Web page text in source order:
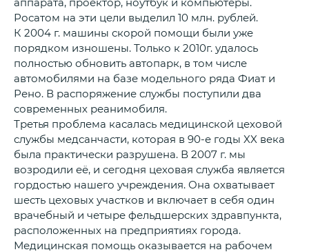
Росатом на эти цели выделил 10 млн. рублей.
К 2004 г. машины скорой помощи были уже
порядком изношены. Только к 2010г. удалось
полностью обновить автопарк, в том числе
автомобилями на базе модельного ряда Фиат и
Рено. В распоряжение службы поступили два
современных реанимобиля.
Третья проблема касалась медицинской цеховой
службы медсанчасти, которая в 90-е годы XX века
была практически разрушена. В 2007 г. мы
возродили её, и сегодня цеховая служба является
гордостью нашего учреждения. Она охватывает
шесть цеховых участков и включает в себя один
врачебный и четыре фельдшерских здравпункта,
расположенных на предприятиях города.
Медицинская помощь оказывается на рабочем